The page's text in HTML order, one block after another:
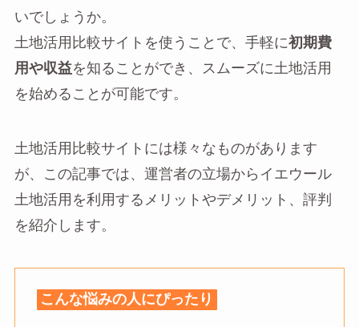
いでしょうか。
土地活用比較サイトを使うことで、手軽に初期費
用や収益を知ることができ、スムーズに土地活用
を始めることが可能です。
土地活用比較サイトには様々なものがあります
が、この記事では、運営者の立場からイエウール
土地活用を利用するメリットやデメリット、評判
を紹介します。
こんな悩みの人にぴったり